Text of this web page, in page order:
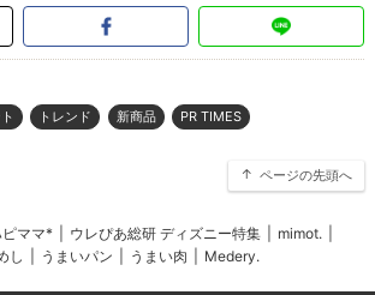
トレンド 新商品 PR TIMES
ページの先頭へ
ママ* ウレぴあ総研 ディズニー特集 mimot.
し
うまいパン うまい肉 Medery.